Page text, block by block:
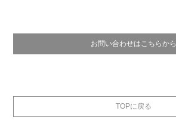
お問い合わせはこちらから
TOPに戻る